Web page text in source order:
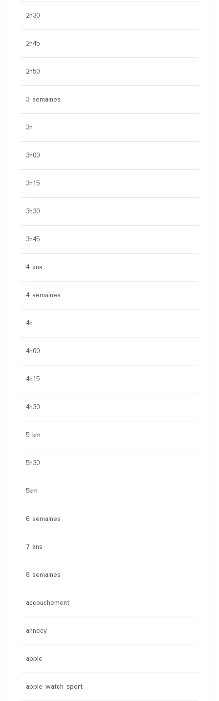
2h30
2h45
2h50
3 semaines
3h
3h00
3h15
3h30
3h45
4 ans
4 semaines
4h
4h00
4h15
4h30
5 km
5h30
5km
6 semaines
7 ans
8 semaines
accouchement
annecy
apple
apple watch sport